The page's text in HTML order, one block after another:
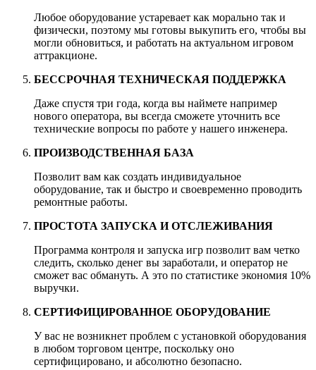
Любое оборудование устаревает как морально так и
физически, поэтому мы готовы выкупить его, чтобы вы
могли обновиться, и работать на актуальном игровом
аттракционе.
БЕССРОЧНАЯ ТЕХНИЧЕСКАЯ ПОДДЕРЖКА
Даже спустя три года, когда вы наймете например
нового оператора, вы всегда сможете уточнить все
технические вопросы по работе у нашего инженера.
ПРОИЗВОДСТВЕННАЯ БАЗА
Позволит вам как создать индивидуальное
оборудование, так и быстро и своевременно проводить
ремонтные работы.
ПРОСТОТА ЗАПУСКА И ОТСЛЕЖИВАНИЯ
Программа контроля и запуска игр позволит вам четко
следить, сколько денег вы заработали, и оператор не
сможет вас обмануть. А это по статистике экономия 10%
выручки.
СЕРТИФИЦИРОВАННОЕ ОБОРУДОВАНИЕ
У вас не возникнет проблем с установкой оборудования
в любом торговом центре, поскольку оно
сертифицировано, и абсолютно безопасно.